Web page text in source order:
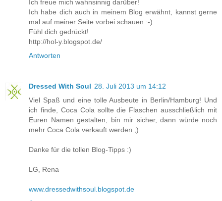
Ich freue mich wahnsinnig darüber!
Ich habe dich auch in meinem Blog erwähnt, kannst gerne
mal auf meiner Seite vorbei schauen :-)
Fühl dich gedrückt!
http://hol-y.blogspot.de/
Antworten
Dressed With Soul 28. Juli 2013 um 14:12
Viel Spaß und eine tolle Ausbeute in Berlin/Hamburg! Und
ich finde, Coca Cola sollte die Flaschen ausschließlich mit
Euren Namen gestalten, bin mir sicher, dann würde noch
mehr Coca Cola verkauft werden ;)
Danke für die tollen Blog-Tipps :)
LG, Rena
www.dressedwithsoul.blogspot.de